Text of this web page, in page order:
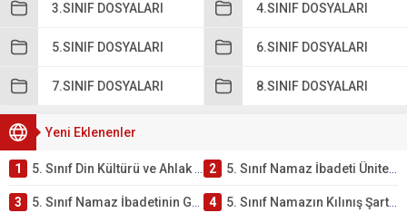
3.SINIF DOSYALARI 4.SINIF DOSYALARI
5.SINIF DOSYALARI 6.SINIF DOSYALARI
7.SINIF DOSYALARI 8.SINIF DOSYALARI
Yeni Eklenenler
1 5. Sınıf Din Kültürü ve Ahlak Bilgisi 2. Ünite: Namaz İbadeti Çalışmaları 2 5. Sınıf Namaz İbadeti Ünite Testi – Online Çöz
3 5. Sınıf Namaz İbadetinin Getirdiği Faydalar Testi 4 5. Sınıf Namazın Kılınış Şartları Testi